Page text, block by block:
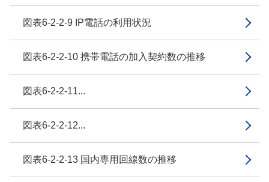
図表6-2-2-9 IP電話の利用状況
図表6-2-2-10 携帯電話の加入契約数の推移
図表6-2-2-11...
図表6-2-2-12...
図表6-2-2-13 国内専用回線数の推移